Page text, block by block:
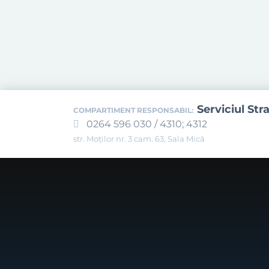
COMPARTIMENT RESPONSABIL: Serviciul
0264 596 030 / 4310; 4312
str. Moților nr. 3 cam. 63, Sala Mică